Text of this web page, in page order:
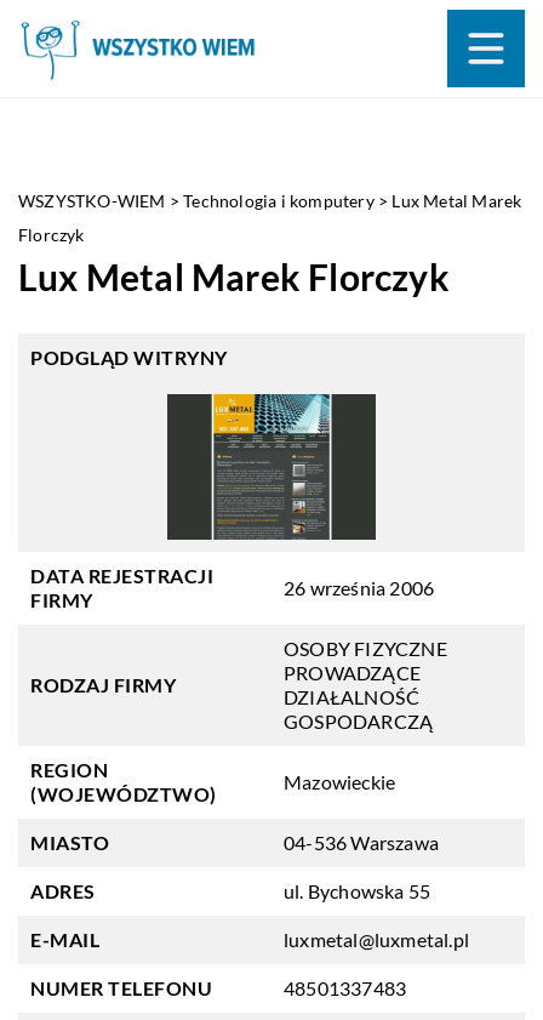
WSZYSTKO-WIEM >Technologia i komputery> Lux Metal Marek
Florczyk
Lux Metal Marek Florczyk
PODGLĄD WITRYNY
DATA REJESTRACJI
FIRMY
26 września 2006
RODZAJ FIRMY
OSOBY FIZYCZNE
PROWADZĄCE
DZIAŁALNOŚĆ
GOSPODARCZĄ
REGION
(WOJEWÓDZTWO)
Mazowieckie
MIASTO 04-536 Warszawa
ADRES ul. Bychowska 55
E-MAIL luxmetal@luxmetal.pl
NUMER TELEFONU 48501337483